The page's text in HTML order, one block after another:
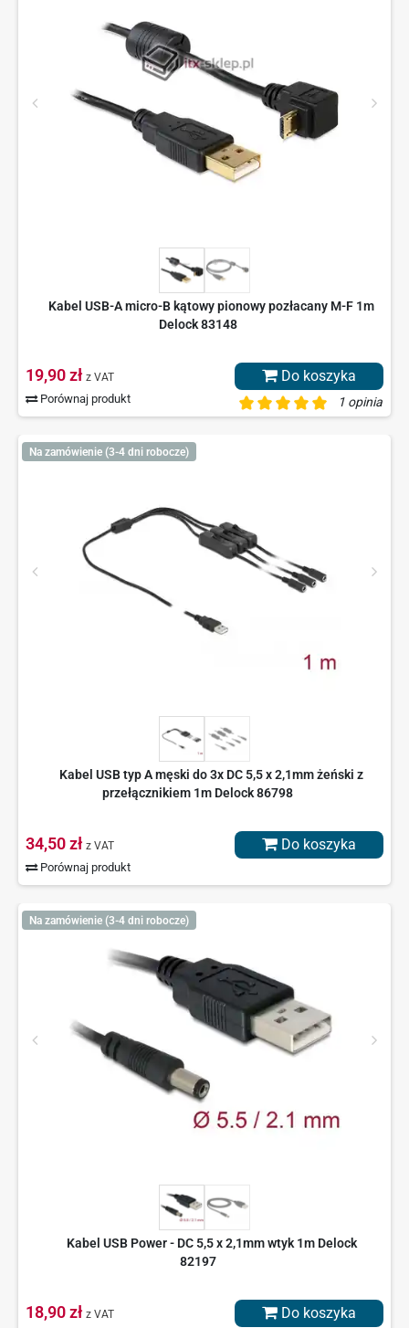
1 opinia
Kabel USB-A micro-B kątowy pionowy pozłacany M-F 1m
Delock 83148
19,90 zł z VAT
Porównaj produkt
Do koszyka
Na zamówienie (3-4 dni robocze)
Kabel USB typ A męski do 3x DC 5,5 x 2,1mm żeński z
przełącznikiem 1m Delock 86798
34,50 zł z VAT
Porównaj produkt
Do koszyka
Na zamówienie (3-4 dni robocze)
Kabel USB Power - DC 5,5 x 2,1mm wtyk 1m Delock
82197
18,90 zł z VAT Do koszyka